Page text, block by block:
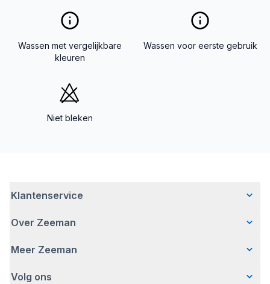
Wassen met vergelijkbare
kleuren
Wassen voor eerste gebruik
Niet bleken
Klantenservice
Veelgestelde vragen
Bezorgen
Over Zeeman
Wie wij zijn
Hoe wij verantwoord ondernemen
Meer Zeeman
Veiligheidswaarschuwing
Volg ons